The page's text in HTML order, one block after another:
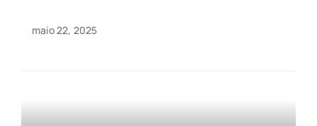
maio 22, 2025